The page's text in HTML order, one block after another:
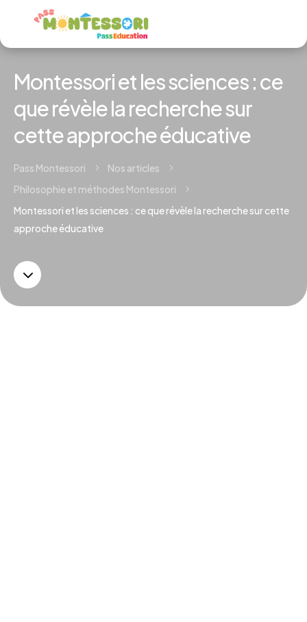
Montessori et les sciences : ce
que révèle la recherche sur
cette approche éducative
Pass Montessori 5 Nos articles 5
Philosophie et méthodes Montessori 5
Montessori et les sciences : ce que révèle la recherche sur cette
approche éducative
3